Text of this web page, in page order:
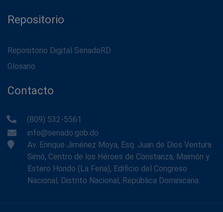
Repositorio
Repositorio Digital SenadoRD
Glosario
Contacto
(809) 532-5561
info@senado.gob.do
Av. Enrique Jiménez Moya, Esq. Juan de Dios Ventura
Simó, Centro de los Héroes de Constanza, Maimón y
Estero Hondo (La Feria), Edificio del Congreso
Nacional, Distrito Nacional, República Dominicana.